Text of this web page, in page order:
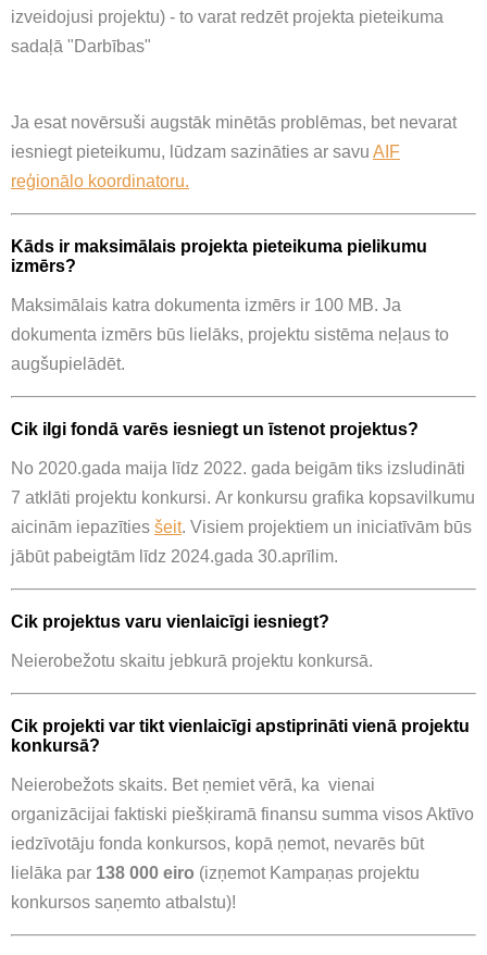
izveidojusi projektu) - to varat redzēt projekta pieteikuma
sadaļā "Darbības"
Ja esat novērsuši augstāk minētās problēmas, bet nevarat
iesniegt pieteikumu, lūdzam sazināties ar savu AIF
reģionālo koordinatoru.
Kāds ir maksimālais projekta pieteikuma pielikumu
izmērs?
Maksimālais katra dokumenta izmērs ir 100 MB. Ja
dokumenta izmērs būs lielāks, projektu sistēma neļaus to
augšupielādēt.
Cik ilgi fondā varēs iesniegt un īstenot projektus?
No 2020.gada maija līdz 2022. gada beigām tiks izsludināti
7 atklāti projektu konkursi. Ar konkursu grafika kopsavilkumu
aicinām iepazīties šeit. Visiem projektiem un iniciatīvām būs
jābūt pabeigtām līdz 2024.gada 30.aprīlim.
Cik projektus varu vienlaicīgi iesniegt?
Neierobežotu skaitu jebkurā projektu konkursā.
Cik projekti var tikt vienlaicīgi apstiprināti vienā projektu
konkursā?
Neierobežots skaits. Bet ņemiet vērā, ka vienai
organizācijai faktiski piešķiramā finansu summa visos Aktīvo
iedzīvotāju fonda konkursos, kopā ņemot, nevarēs būt
lielāka par 138 000 eiro (izņemot Kampaņas projektu
konkursos saņemto atbalstu)!